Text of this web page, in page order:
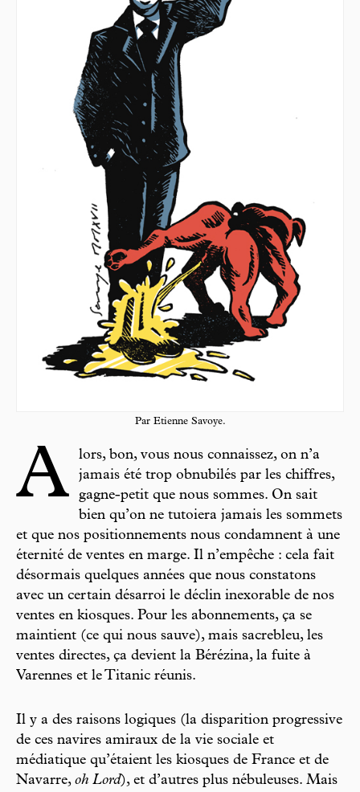
Par Etienne Savoye.
A
lors, bon, vous nous connaissez, on n’a
jamais été trop obnubilés par les chiffres,
gagne-petit que nous sommes. On sait
bien qu’on ne tutoiera jamais les sommets
et que nos positionnements nous condamnent à une
éternité de ventes en marge. Il n’empêche : cela fait
désormais quelques années que nous constatons
avec un certain désarroi le déclin inexorable de nos
ventes en kiosques. Pour les abonnements, ça se
maintient (ce qui nous sauve), mais sacrebleu, les
ventes directes, ça devient la Bérézina, la fuite à
Varennes et le Titanic réunis.
Il y a des raisons logiques (la disparition progressive
de ces navires amiraux de la vie sociale et
médiatique qu’étaient les kiosques de France et de
Navarre, oh Lord), et d’autres plus nébuleuses. Mais